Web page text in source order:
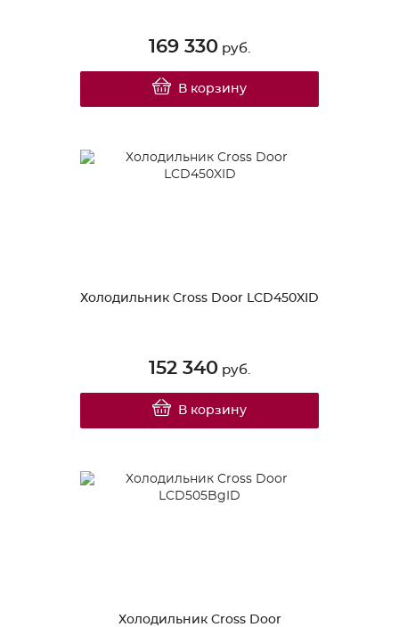
169 330 руб.
В корзину
Холодильник Cross Door LCD450XID
152 340 руб.
В корзину
Холодильник Cross Door